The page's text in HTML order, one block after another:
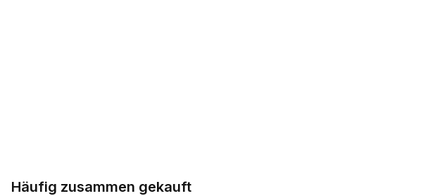
Häufig zusammen gekauft